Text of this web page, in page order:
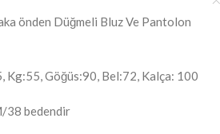
önden Düğmeli Bluz Ve Pantolon
Göğüs:90, Bel:72, Kalça: 100
38 bedendir